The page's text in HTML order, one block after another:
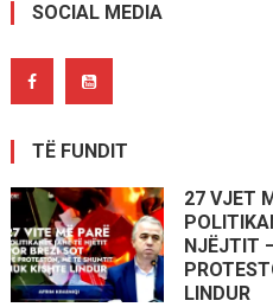
SOCIAL MEDIA
TË FUNDIT
27 VJET
NJËJTIT
LINDUR